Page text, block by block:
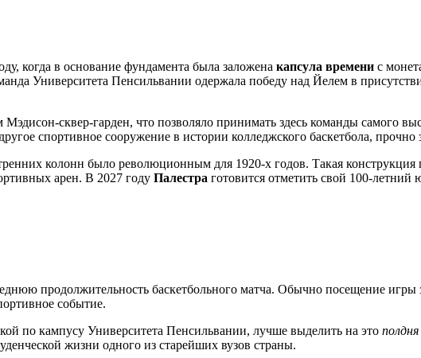
когда в основание фундамента была заложена капсула времени с
Университета Пенсильвании одержала победу над Йелем в
Мэдисон-сквер-гарден, что позволяло принимать здесь команды самого
спортивное сооружение в истории колледжского баскетбола, прочно
колонн было революционным для 1920-х годов. Такая конструкция
арен. В 2027 году Палестра готовится отметить свой 100-
продолжительность баскетбольного матча. Обычно посещение игры
событие.
по кампусу Университета Пенсильвании, лучше выделить на это полдня
жизни одного из старейших вузов страны.